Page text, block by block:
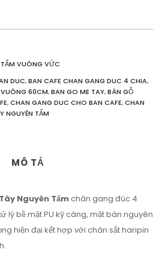
VUÔNG VỨC
DUC,BAN CAFE CHAN GANG DUC 4 CHIA,
60CM,BAN GO ME TAY,BÀN GỖ
,CHAN GANG DUC CHO BAN CAFE,CHAN
NGUYÊN TẤM
MÔ TẢ
Nguyên Tấmchân gang đúc 4
lý bề mặt PU kỹ càng, mặt bàn nguyên
hiện đại kết hợp với chân sắt haripin